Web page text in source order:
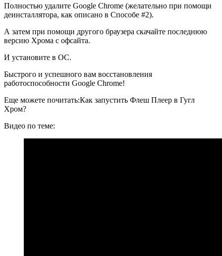
Полностью удалите Google Chrome (желательно при помощи
деинсталлятора, как описано в Способе #2).
А затем при помощи другого браузера скачайте последнюю
версию Хрома с офсайта.
И установите в ОС.
Быстрого и успешного вам восстановления
работоспособности Google Chrome!
Еще можете почитать:Как запустить Флеш Плеер в Гугл
Хром?
Видео по теме: